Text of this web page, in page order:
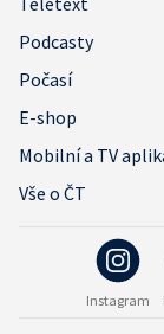
Podcasty
Počasí
E-shop
Mobilní a TV
Vše o ČT
Instagram